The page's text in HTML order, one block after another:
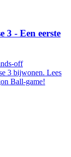
3 - Een eerste
off
3 bijwonen. Lees
Ball-game!